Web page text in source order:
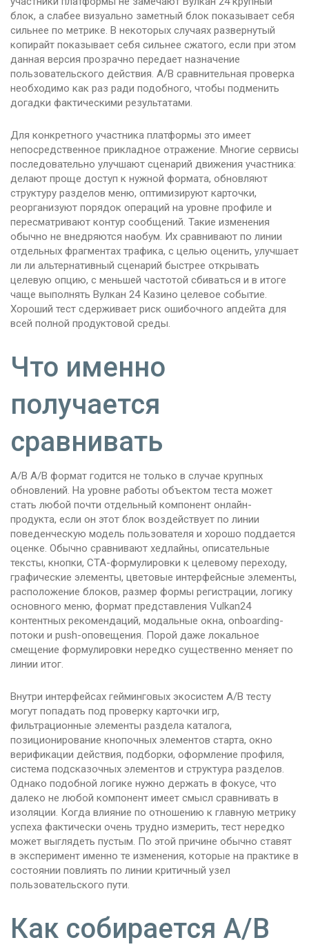
блок, а слабее визуально заметный блок показывает себя
сильнее по метрике. В некоторых случаях развернутый
копирайт показывает себя сильнее сжатого, если при этом
данная версия прозрачно передает назначение
пользовательского действия. A/B сравнительная проверка
необходимо как раз ради подобного, чтобы подменить
догадки фактическими результатами.
Для конкретного участника платформы это имеет
непосредственное прикладное отражение. Многие сервисы
последовательно улучшают сценарий движения участника:
делают проще доступ к нужной формата, обновляют
структуру разделов меню, оптимизируют карточки,
реорганизуют порядок операций на уровне профиле и
пересматривают контур сообщений. Такие изменения
обычно не внедряются наобум. Их сравнивают по линии
отдельных фрагментах трафика, с целью оценить, улучшает
ли ли альтернативный сценарий быстрее открывать
целевую опцию, с меньшей частотой сбиваться и в итоге
чаще выполнять Вулкан 24 Казино целевое событие.
Хороший тест сдерживает риск ошибочного апдейта для
всей полной продуктовой среды.
Что именно
получается
сравнивать
A/B A/B формат годится не только в случае крупных
обновлений. На уровне работы объектом теста может
стать любой почти отдельный компонент онлайн-
продукта, если он этот блок воздействует по линии
поведенческую модель пользователя и хорошо поддается
оценке. Обычно сравнивают хедлайны, описательные
тексты, кнопки, CTA-формулировки к целевому переходу,
графические элементы, цветовые интерфейсные элементы,
расположение блоков, размер формы регистрации, логику
основного меню, формат представления Vulkan24
контентных рекомендаций, модальные окна, onboarding-
потоки и push-оповещения. Порой даже локальное
смещение формулировки нередко существенно меняет по
линии итог.
Внутри интерфейсах гейминговых экосистем A/B тесту
могут попадать под проверку карточки игр,
фильтрационные элементы раздела каталога,
позиционирование кнопочных элементов старта, окно
верификации действия, подборки, оформление профиля,
система подсказочных элементов и структура разделов.
Однако подобной логике нужно держать в фокусе, что
далеко не любой компонент имеет смысл сравнивать в
изоляции. Когда влияние по отношению к главную метрику
успеха фактически очень трудно измерить, тест нередко
может выглядеть пустым. По этой причине обычно ставят
в эксперимент именно те изменения, которые на практике в
состоянии повлиять по линии критичный узел
пользовательского пути.
Как собирается A/B